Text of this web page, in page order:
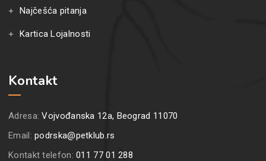
Najčešća pitanja
Kartica Lojalnosti
Kontakt
Adresa:Vojvođanska 12a, Beograd 11070
Email:podrska@petklub.rs
Kontakt telefon:011 77 01 288